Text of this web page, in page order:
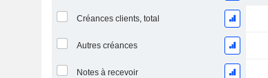
Créances clients, total
Autres créances
Notes à recevoir